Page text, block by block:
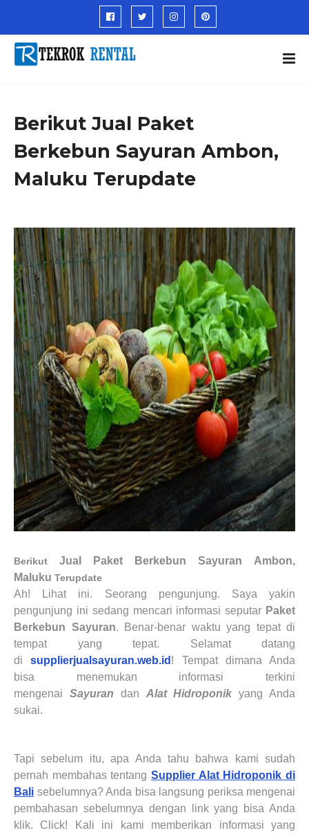
Berikut Jual Paket
Berkebun Sayuran Ambon,
Maluku Terupdate
Berikut Jual Paket Berkebun Sayuran Ambon,
Maluku Terupdate
Ah! Lihat ini. Seorang pengunjung. Saya yakin
pengunjung ini sedang mencari informasi seputar Paket
Berkebun Sayuran. Benar-benar waktu yang tepat di
tempat yang tepat. Selamat datang
disupplierjualsayuran.web.id ! Tempat dimana Anda
bisa menemukan informasi terkini
mengenai Sayuran dan Alat Hidroponik
yang Anda
sukai.
Tapi sebelum itu, apa Anda tahu bahwa kami sudah
pernah membahas tentang Supplier Alat Hidroponik di
Bali sebelumnya? Anda bisa langsung periksa mengenai
pembahasan sebelumnya dengan link yang bisa Anda
klik. Click! Kali ini kami memberikan informasi yang